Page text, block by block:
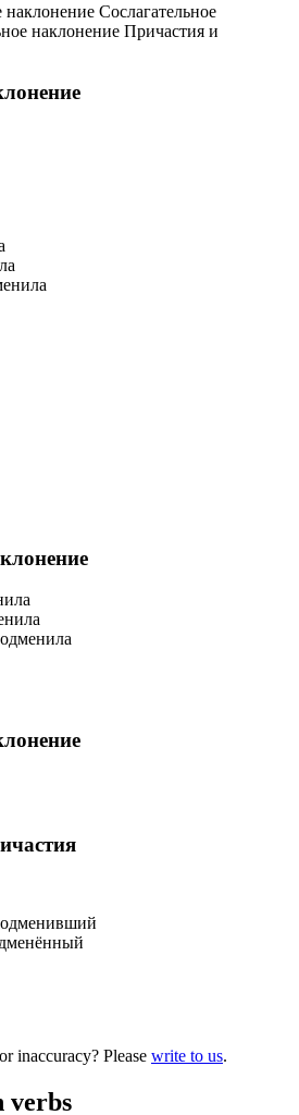
наклонение Сослагательное
наклонение Причастия и
inaccuracy? Please write to us.
verbs